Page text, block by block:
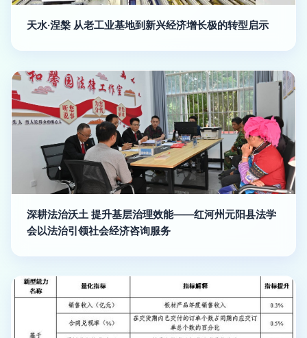
天水·涅槃 从老工业基地到新兴经济增长极的转型启示
深耕法治沃土 提升基层治理效能——红河州元阳县法学
会以法治引领社会经济咨询服务